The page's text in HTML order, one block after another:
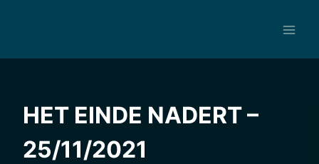
HET EINDE NADERT –
25/11/2021